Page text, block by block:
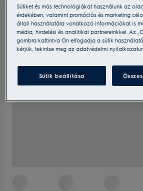
Sütiket és más technológiákat használunk az
érdekében, valamint promóciós és marketing
általi használatára vonatkozó információkat is
média, hirdetési és analitikai partnereinkkel. Az
gombra kattintva Ön elfogadja a sütik
kérjük, tekintse meg az adatvédelmi
Sütik beállítása